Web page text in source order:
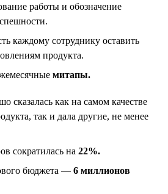
работы и обозначение
каждому сотруднику оставить
продукта.
митапы.
сказалась как на самом качестве
так и дала другие, не менее
сократилась на 22%.
бюджета — 6 миллионов